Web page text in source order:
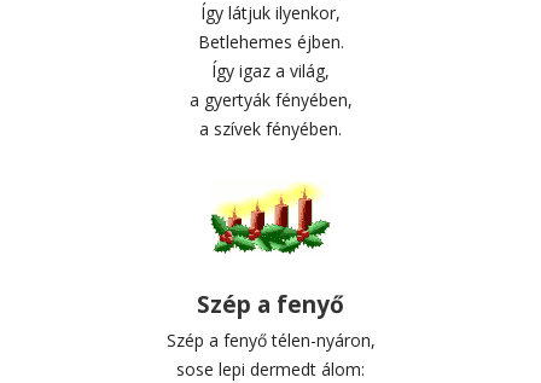
Így látjuk ilyenkor,
Betlehemes éjben.
Így igaz a világ,
a gyertyák fényében,
a szívek fényében.
Szép a fenyő
Szép a fenyő télen-nyáron,
sose lepi dermedt álom: